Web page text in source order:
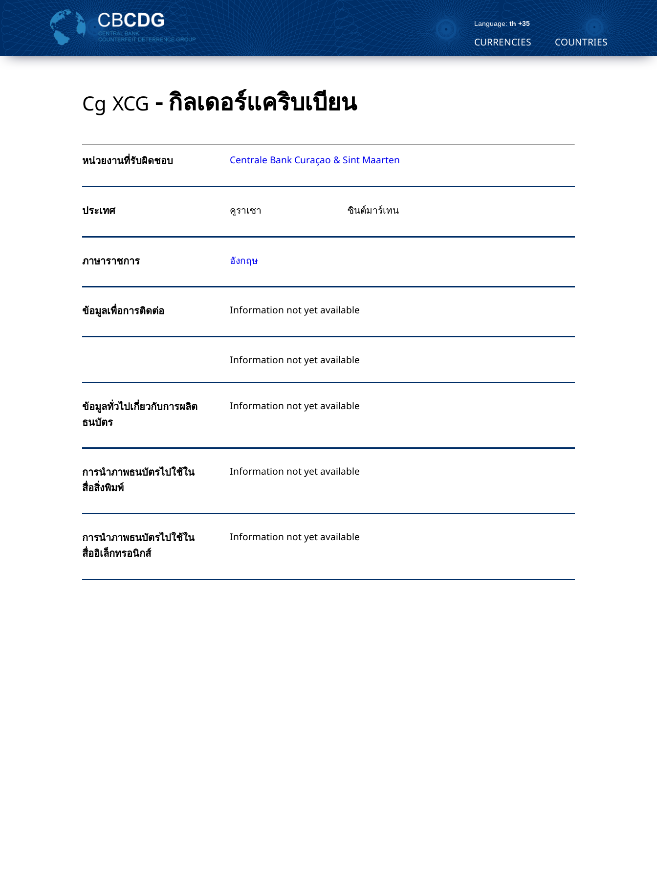
Language:th +35
CURRENCIES COUNTRIES
Cg XCG - กิลเดอร์แคริบเบียน
หน่วยงานที่รับผิดชอบ Centrale Bank Curaçao & Sint Maarten
ประเทศ คูราเซา ซินต์มาร์เทน
ภาษาราชการ อังกฤษ
ข้อมูลเพื่อการติดต่อ Information not yet available
Information not yet available
ข้อมูลทั่วไปเกี่ยวกับการผลิต
ธนบัตร
Information not yet available
การนำภาพธนบัตรไปใช้ใน
สื่อสิ่งพิมพ์
Information not yet available
การนำภาพธนบัตรไปใช้ใน
สื่ออิเล็กทรอนิกส์
Information not yet available